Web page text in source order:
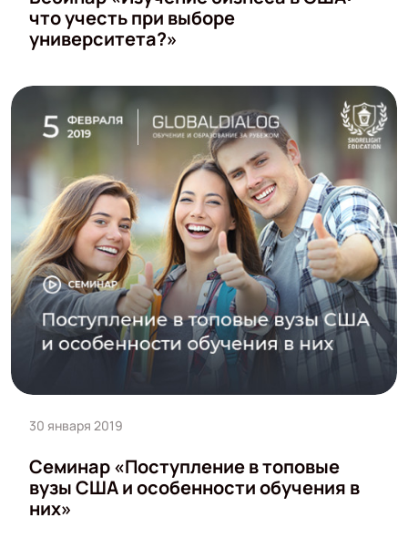
что учесть при выборе
университета?»
30 января 2019
Семинар «Поступление в топовые
вузы США и особенности обучения в
них»